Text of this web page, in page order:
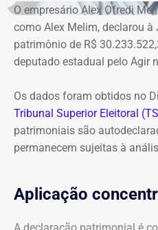
ressarcimento ao erário,
234,4 milhões, chega hoje a
cobra R$ 778,9 mil de multa
danos morais coletivos.
Globo”
O empresário Alex Ofredi
como Alex Melim, declarou
patrimônio de R$
deputado estadual pelo Agir
Os dados foram obtidos no
Tribunal Superior Eleitoral
patrimoniais são
permanecem sujeitas à
Aplicação